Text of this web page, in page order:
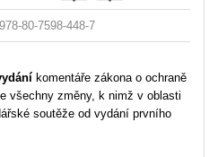
978-80-7598-448-7
komentáře zákona o ochraně
všechny změny, k nimž v oblasti
soutěže od vydání prvního